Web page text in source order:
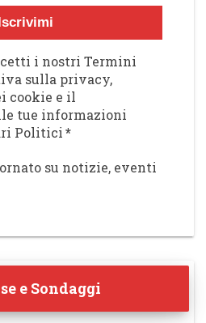
Iscrivimi
i nostri Termini
sulla privacy,
cookie e il
tue informazioni
Politici*
su notizie, eventi
e Sondaggi